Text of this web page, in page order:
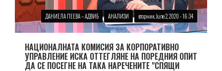
ДАНИЕЛА ПЕЕВА – АДВИБ АНАЛИЗИ вторник, June 2, 2020 - 16:34
НАЦИОНАЛНАТА КОМИСИЯ ЗА КОРПОРАТИВНО
УПРАВЛЕНИЕ ИСКА ОТТЕГЛЯНЕ НА ПОРЕДНИЯ ОПИТ
ДА СЕ ПОСЕГНЕ НА ТАКА НАРЕЧЕНИТЕ "СПЯЩИ